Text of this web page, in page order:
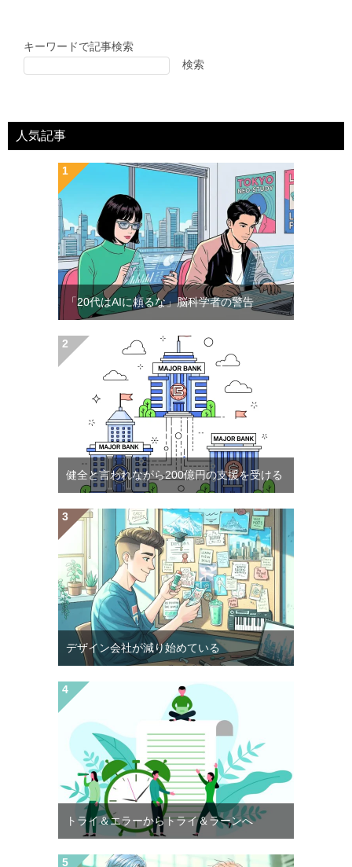
キーワードで記事検索
検索
人気記事
「20代はAIに頼るな」脳科学者の警告
健全と言われながら200億円の支援を受ける
デザイン会社が減り始めている
トライ＆エラーからトライ＆ラーンへ